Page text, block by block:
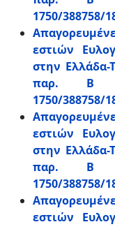
1750/388758/
εστιών
στην
παρ. Β
1750/388758/
εστιών
στην
παρ. Β
1750/388758/
εστιών